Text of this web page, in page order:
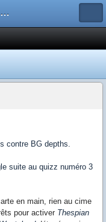
Legacy-France.org - Forum
contre BG depths.
suite au quizz numéro 3
en main, rien au cime
pour activer Thespian